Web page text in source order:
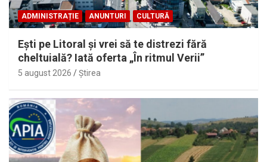
ADMINISTRAȚIE ANUNTURI CULTURĂ
Eşti pe Litoral şi vrei să te distrezi fără
cheltuială? Iată oferta „În ritmul Verii”
5 august 2026 Ştirea